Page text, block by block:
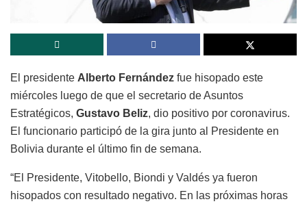
El presidente Alberto Fernández fue hisopado este
miércoles luego de que el secretario de Asuntos
Estratégicos, Gustavo Beliz, dio positivo por coronavirus.
El funcionario participó de la gira junto al Presidente en
Bolivia durante el último fin de semana.
“El Presidente, Vitobello, Biondi y Valdés ya fueron
hisopados con resultado negativo. En las próximas horas